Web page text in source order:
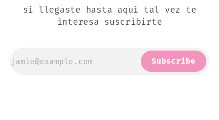
si llegaste hasta aquí tal vez te
interesa suscribirte
Subscribe